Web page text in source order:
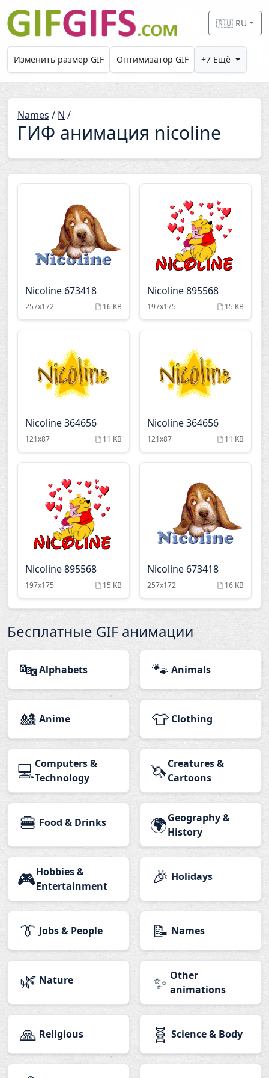
Skip to main content
🇷🇺 RU
Изменить размер GIF Оптимизатор GIF +7 Ещё
Names / N /
ГИФ анимация nicoline
Nicoline 673418
257x172 16 KB
Nicoline 895568
197x175 15 KB
Nicoline 364656
121x87 11 KB
Nicoline 364656
121x87 11 KB
Nicoline 895568
197x175 15 KB
Nicoline 673418
257x172 16 KB
Бесплатные GIF анимации
🔤Alphabets 🐾 Animals
🎎 Anime 👕 Clothing
💻Computers &
Technology
🦄Creatures &
Cartoons
🍔 Food & Drinks 🌍Geography &
History
🎮Hobbies &
Entertainment
🎉 Holidays
👔 Jobs & People 📝 Names
🌿 Nature ✨ Other
animations
🙏 Religious 🧬 Science & Body